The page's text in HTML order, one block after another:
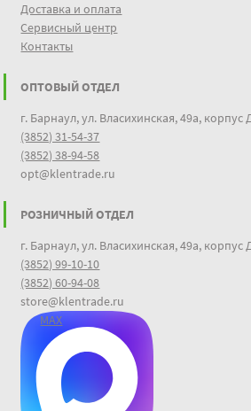
Доставка и оплата
Сервисный центр
Контакты
ОПТОВЫЙ ОТДЕЛ
г. Барнаул, ул. Власихинская, 49а, корпус
(3852) 31-54-37
(3852) 38-94-58
opt@klentrade.ru
РОЗНИЧНЫЙ ОТДЕЛ
г. Барнаул, ул. Власихинская, 49а, корпус
(3852) 99-10-10
(3852) 60-94-08
store@klentrade.ru
MAX